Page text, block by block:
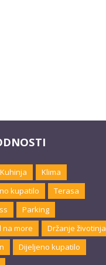
Kuhinja
Klima
kupatilo
Terasa
Parking
na more
Držanje životinja
Dijeljeno kupatilo